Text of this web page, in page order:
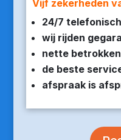
Vijf zekerheden
24/7
wij rijden
nette
de beste
afspraak is